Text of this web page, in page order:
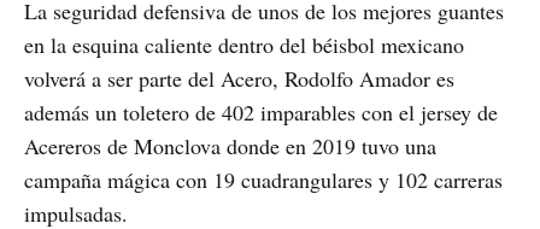
La seguridad defensiva de unos de los mejores guantes
en la esquina caliente dentro del béisbol mexicano
volverá a ser parte del Acero, Rodolfo Amador es
además un toletero de 402 imparables con el jersey de
Acereros de Monclova donde en 2019 tuvo una
campaña mágica con 19 cuadrangulares y 102 carreras
impulsadas.